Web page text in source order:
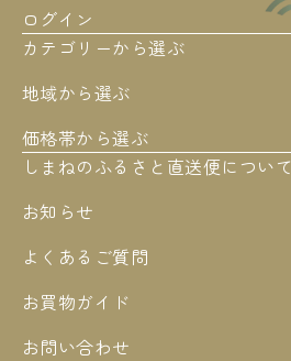
カテゴリーから選ぶ
地域から選ぶ
価格帯から選ぶ
ログイン
しまねのふるさと直送便について
お知らせ
よくあるご質問
お買物ガイド
お問い合わせ